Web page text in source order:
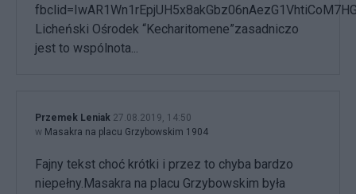
Licheński Ośrodek “Kecharitomene”zasadniczo
jest to wspólnota...
Przemek Leniak 27.08.2019, 14:50
w Masakra na placu Grzybowskim 1904
Fajny tekst choć krótki i przez to chyba bardzo
niepełny.Masakra na placu Grzybowskim była